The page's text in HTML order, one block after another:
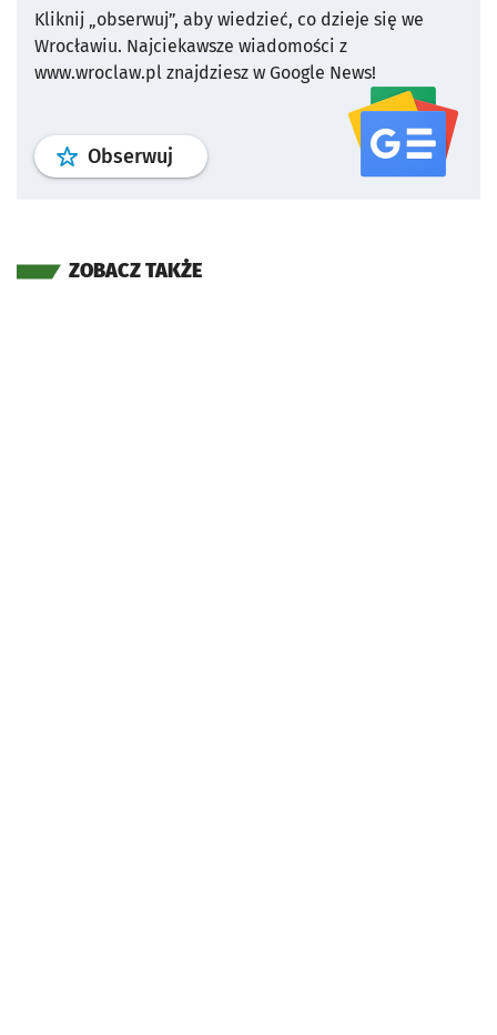
Kliknij „obserwuj”, aby wiedzieć, co dzieje się we
Wrocławiu. Najciekawsze wiadomości z
www.wroclaw.pl znajdziesz w Google News!
Obserwuj profil serwisu
ZOBACZ TAKŻE